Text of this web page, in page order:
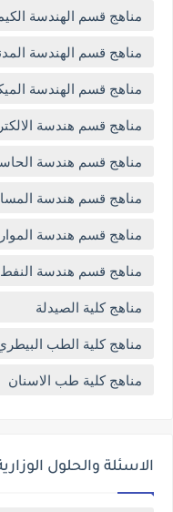
مناهج قسم الهندسة
مناهج قسم الهندسة
مناهج قسم الهندسة
مناهج قسم هندسة
مناهج قسم هندسة
مناهج قسم هندسة
مناهج قسم هندسة
مناهج قسم هندسة النفط
مناهج كلية الصيدلة
مناهج كلية الطب
مناهج كلية طب الاسنان
الاسئلة والحلول الوزارية 2022 الدور